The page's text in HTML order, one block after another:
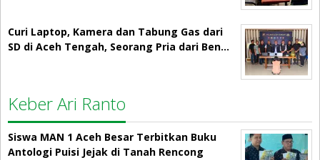
Curi Laptop, Kamera dan Tabung Gas dari
SD di Aceh Tengah, Seorang Pria dari Ben…
Keber Ari Ranto
Siswa MAN 1 Aceh Besar Terbitkan Buku
Antologi Puisi Jejak di Tanah Rencong